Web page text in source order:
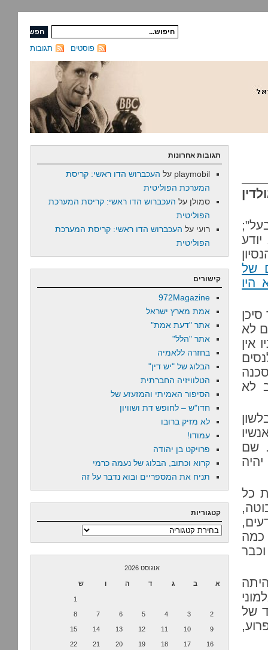
תגובות פוסטים
של
היו
לא
אין
לא
שם
כל
של
תגובות אחרונות
playmobil על העכברוש הדו ראשי: קריסת
המערכת הפוליטית
סמולן על העכברוש הדו ראשי: קריסת המערכת
הפוליטית
רועי על העכברוש הדו ראשי: קריסת המערכת
הפוליטית
קישורים
972Magazine
אמת מארץ ישראל
אתר "דעת אמת"
אתר "הלל"
בחזרה ללאמיה
הבלוג של "יש דין"
הטלוויזיה החברתית
הסיפור האמיתי והמזעזע של
חדו"ש – לחופש דת ושוויון
לא מזיק ברובו
עמודו!
פרויקט בן יהודה
קרוא וכתוב, הבלוג של נעמה כרמי
תניח את המספריים ובוא נדבר על זה
קטגוריות
קטגוריות
אוגוסט 2026
א ב ג ד ה ו ש
1
2
3
4
5
6
7
8
9
10
11
12
13
14
15
16
17
18
19
20
21
22